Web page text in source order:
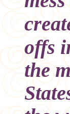
offs
the